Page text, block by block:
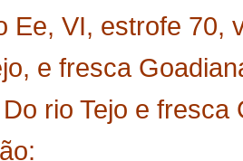
Ee, VI, estrofe 70,
e fresca
rio Tejo e fresca